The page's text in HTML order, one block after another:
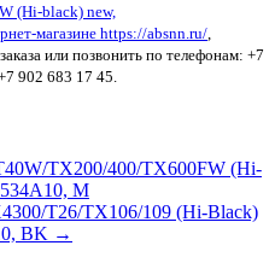
(Hi-black) new,
магазине https://absnn.ru/
или позвонить по телефонам: +7
902 683 17 45.
TX200/400/TX600FW (Hi-
M
T26/TX106/109 (Hi-Black)
BK →